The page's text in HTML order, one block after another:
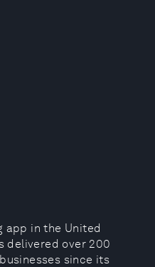
app in the United
delivered over 200
since its